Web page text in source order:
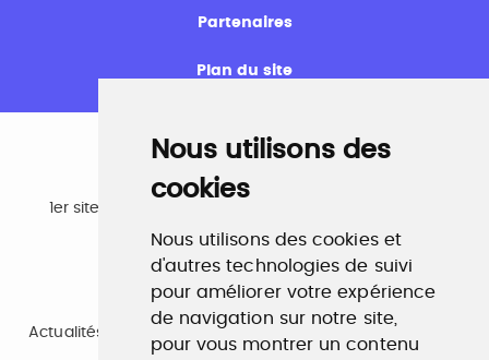
Nous utilisons des
cookies
Nous utilisons des cookies et
d'autres technologies de suivi
pour améliorer votre expérience
de navigation sur notre site,
pour vous montrer un contenu
Partenaires
Plan du site
Emploi
1er site emploi du secteur culturel 784.000 visites et
www.profilculture.com
Formation
Actualités, guide et annuaire des formations aux métiers
de la culture.